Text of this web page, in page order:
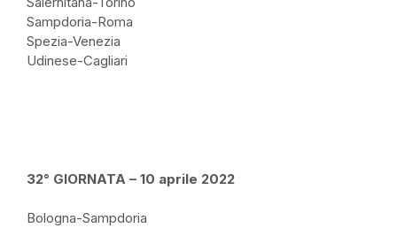
Sampdoria-Roma
Spezia-Venezia
Udinese-Cagliari
32° GIORNATA – 10 aprile 2022
Bologna-Sampdoria